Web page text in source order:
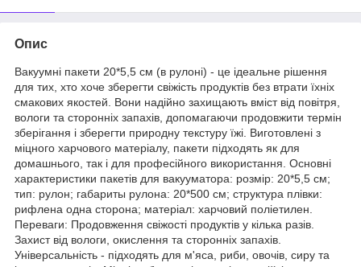
Опис
Вакуумні пакети 20*5,5 см (в рулоні) - це ідеальне рішення
для тих, хто хоче зберегти свіжість продуктів без втрати їхніх
смакових якостей. Вони надійно захищають вміст від повітря,
вологи та сторонніх запахів, допомагаючи продовжити термін
зберігання і зберегти природну текстуру їжі. Виготовлені з
міцного харчового матеріалу, пакети підходять як для
домашнього, так і для професійного використання. Основні
характеристики пакетів для вакууматора: розмір: 20*5,5 см;
тип: рулон; габариты рулона: 20*500 см; структура плівки:
рифлена одна сторона; матеріал: харчовий поліетилен.
Переваги: Продовження свіжості продуктів у кілька разів.
Захист від вологи, окислення та сторонніх запахів.
Універсальність - підходять для м'яса, риби, овочів, сиру та